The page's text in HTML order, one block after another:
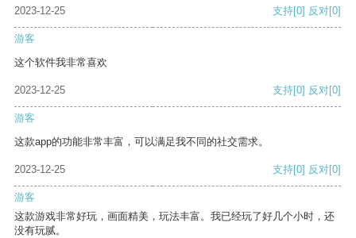
2023-12-25 支持[0] 反对[0]
游客
这个软件我非常喜欢
2023-12-25 支持[0] 反对[0]
游客
这款app的功能非常丰富，可以满足我不同的社交需求。
2023-12-25 支持[0] 反对[0]
游客
这款游戏非常好玩，画面精美，玩法丰富。我已经玩了好几个小时，还
没有玩腻。